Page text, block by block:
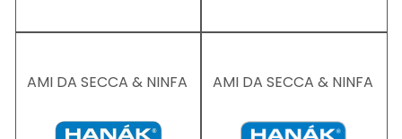
AMI DA SECCA & NINFA AMI DA SECCA & NINFA